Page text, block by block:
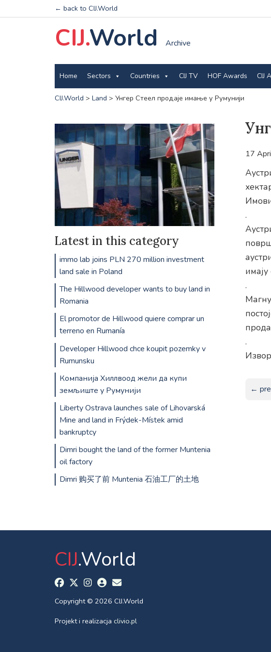
← back to CIJ.World
CIJ.World Archive
Home Sectors Countries CIJ TV HOF Awards CIJ
CIJ.World > Land > Унгер Стеел продаје имање у Румунији
17
.
.
.
←
Latest in this category
immo lab joins PLN 270 million investment
land sale in Poland
The Hillwood developer wants to buy land in
Romania
El promotor de Hillwood quiere comprar un
terreno en Rumanía
Developer Hillwood chce koupit pozemky v
Rumunsku
Компанија Хиллвоод жели да купи
земљиште у Румунији
Liberty Ostrava launches sale of Lihovarská
Mine and land in Frýdek-Místek amid
bankruptcy
Dimri bought the land of the former Muntenia
oil factory
Dimri 购买了前 Muntenia 石油工厂的土地
CIJ.World
Copyright © 2026 CIJ.World
Projekt i realizacja clivio.pl